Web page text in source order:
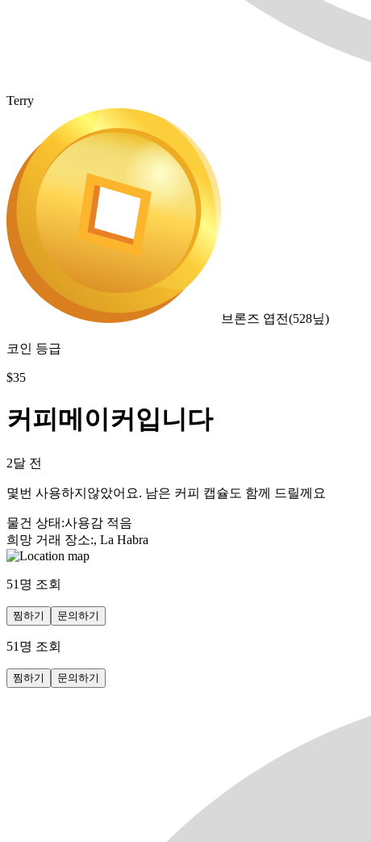
Terry
브론즈 엽전(528닢)
코인 등급
$35
커피메이커입니다
2달 전
몇번 사용하지않았어요. 남은 커피 캡슐도 함께 드릴께요
물건 상태 :사용감 적음
희망 거래 장소:, La Habra
51 명 조회
찜하기 문의하기
51 명 조회
찜하기 문의하기